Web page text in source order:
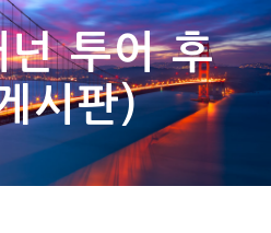
넌 투어 후
시판)